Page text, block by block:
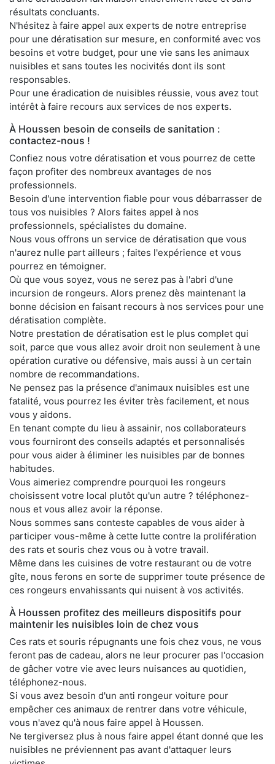
résultats concluants.
N'hésitez à faire appel aux experts de notre entreprise
pour une dératisation sur mesure, en conformité avec vos
besoins et votre budget, pour une vie sans les animaux
nuisibles et sans toutes les nocivités dont ils sont
responsables.
Pour une éradication de nuisibles réussie, vous avez tout
intérêt à faire recours aux services de nos experts.
À Houssen besoin de conseils de sanitation :
contactez-nous !
Confiez nous votre dératisation et vous pourrez de cette
façon profiter des nombreux avantages de nos
professionnels.
Besoin d'une intervention fiable pour vous débarrasser de
tous vos nuisibles ? Alors faites appel à nos
professionnels, spécialistes du domaine.
Nous vous offrons un service de dératisation que vous
n'aurez nulle part ailleurs ; faites l'expérience et vous
pourrez en témoigner.
Où que vous soyez, vous ne serez pas à l'abri d'une
incursion de rongeurs. Alors prenez dès maintenant la
bonne décision en faisant recours à nos services pour une
dératisation complète.
Notre prestation de dératisation est le plus complet qui
soit, parce que vous allez avoir droit non seulement à une
opération curative ou défensive, mais aussi à un certain
nombre de recommandations.
Ne pensez pas la présence d'animaux nuisibles est une
fatalité, vous pourrez les éviter très facilement, et nous
vous y aidons.
En tenant compte du lieu à assainir, nos collaborateurs
vous fourniront des conseils adaptés et personnalisés
pour vous aider à éliminer les nuisibles par de bonnes
habitudes.
Vous aimeriez comprendre pourquoi les rongeurs
choisissent votre local plutôt qu'un autre ? téléphonez-
nous et vous allez avoir la réponse.
Nous sommes sans conteste capables de vous aider à
participer vous-même à cette lutte contre la prolifération
des rats et souris chez vous ou à votre travail.
Même dans les cuisines de votre restaurant ou de votre
gîte, nous ferons en sorte de supprimer toute présence de
ces rongeurs envahissants qui nuisent à vos activités.
À Houssen profitez des meilleurs dispositifs pour
maintenir les nuisibles loin de chez vous
Ces rats et souris répugnants une fois chez vous, ne vous
feront pas de cadeau, alors ne leur procurer pas l'occasion
de gâcher votre vie avec leurs nuisances au quotidien,
téléphonez-nous.
Si vous avez besoin d'un anti rongeur voiture pour
empêcher ces animaux de rentrer dans votre véhicule,
vous n'avez qu'à nous faire appel à Houssen.
Ne tergiversez plus à nous faire appel étant donné que les
nuisibles ne préviennent pas avant d'attaquer leurs